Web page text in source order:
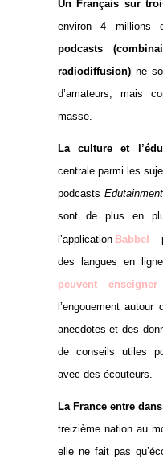
Un Français sur
environ 4 millions
podcasts
radiodiffusion) ne
d’amateurs, mais
masse.
La culture et
centrale parmi les
podcasts Edutainment
sont de plus en
l’application Babbel –
des langues en
peuvent
l’engouement
anecdotes et des
de conseils utiles
avec des écouteurs.
La France entre
treizième nation au
elle ne fait pas